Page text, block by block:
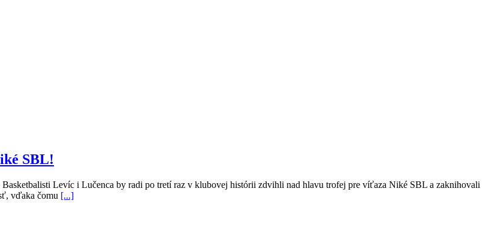
SBL!
Levíc i Lučenca by radi po tretí raz v klubovej histórii zdvihli nad hlavu trofej pre víťaza Niké SBL a zaknihovali
vďaka čomu [...]